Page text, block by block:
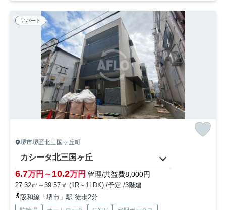
アパート
堺市堺区北三国ヶ丘町
カシータ北三国ヶ丘
6.7万円～10.2万円 管理/共益費8,000円
27.32㎡～39.57㎡ (1R～1LDK) /予定 /3階建
阪和線「堺市」駅 徒歩2分